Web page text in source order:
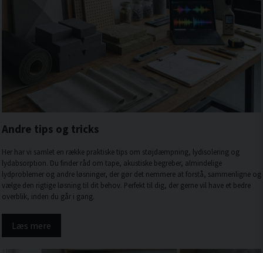
Andre tips og tricks
Her har vi samlet en række praktiske tips om støjdæmpning, lydisolering og
lydabsorption. Du finder råd om tape, akustiske begreber, almindelige
lydproblemer og andre løsninger, der gør det nemmere at forstå, sammenligne og
vælge den rigtige løsning til dit behov. Perfekt til dig, der gerne vil have et bedre
overblik, inden du går i gang.
Læs mere